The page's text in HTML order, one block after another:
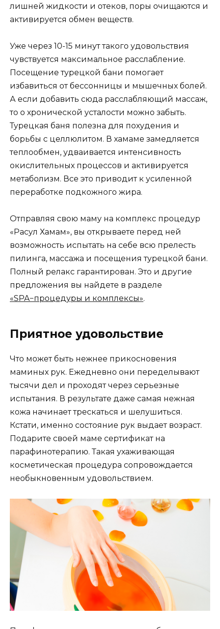
лишней жидкости и отеков, поры очищаются и
активируется обмен веществ.
Уже через 10-15 минут такого удовольствия
чувствуется максимальное расслабление.
Посещение турецкой бани помогает
избавиться от бессонницы и мышечных болей.
А если добавить сюда расслабляющий массаж,
то о хронической усталости можно забыть.
Турецкая баня полезна для похудения и
борьбы с целлюлитом. В хамаме замедляется
теплообмен, удваивается интенсивность
окислительных процессов и активируется
метаболизм. Все это приводит к усиленной
переработке подкожного жира.
Отправляя свою маму на комплекс процедур
«Расул Хамам», вы открываете перед ней
возможность испытать на себе всю прелесть
пилинга, массажа и посещения турецкой бани.
Полный релакс гарантирован. Это и другие
предложения вы найдете в разделе
«SPA−процедуры и комплексы».
Приятное удовольствие
Что может быть нежнее прикосновения
маминых рук. Ежедневно они переделывают
тысячи дел и проходят через серьезные
испытания. В результате даже самая нежная
кожа начинает трескаться и шелушиться.
Кстати, именно состояние рук выдает возраст.
Подарите своей маме сертификат на
парафинотерапию. Такая ухаживающая
косметическая процедура сопровождается
необыкновенным удовольствием.